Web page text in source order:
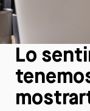
Lo